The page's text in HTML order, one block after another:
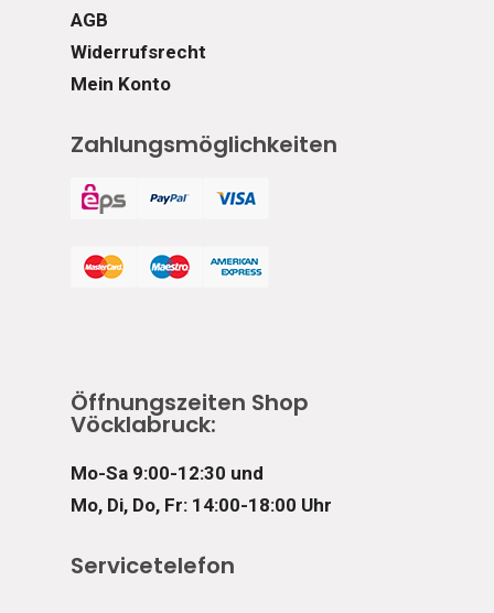
AGB
Widerrufsrecht
Mein Konto
Zahlungsmöglichkeiten
Öffnungszeiten Shop
Vöcklabruck:
Mo-Sa 9:00-12:30 und
Mo, Di, Do, Fr: 14:00-18:00 Uhr
Servicetelefon